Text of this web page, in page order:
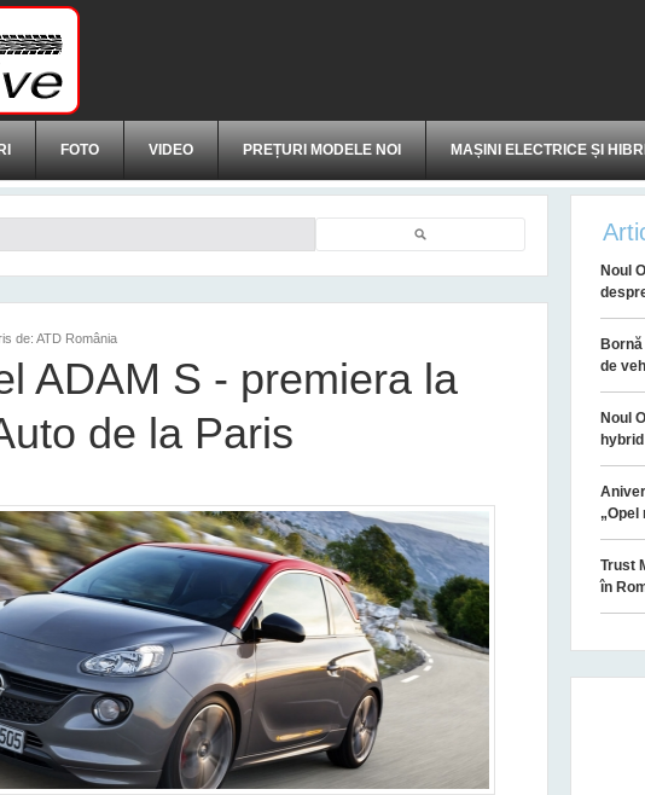
FOTO VIDEO PREȚURI MODELE NOI MAȘINI ELECTRICE ȘI
de: ATD România
ADAM S - premiera la
de la Paris
Noul
de
Noul
„Opel
Trust
în